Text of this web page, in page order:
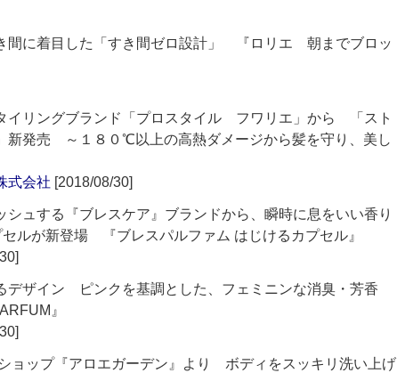
間に着目した「すき間ゼロ設計」 『ロリエ 朝までブロッ
イリングブランド「プロスタイル フワリエ」から 「スト
新発売 ～１８０℃以上の高熱ダメージから髪を守り、美し
式会社 [2018/08/30]
シュする『ブレスケア』ブランドから、瞬時に息をいい香り
セルが新登場 『ブレスパルファム はじけるカプセル』
デザイン ピンクを基調とした、フェミニンな消臭・芳香
』
ョップ『アロエガーデン』より ボディをスッキリ洗い上げ